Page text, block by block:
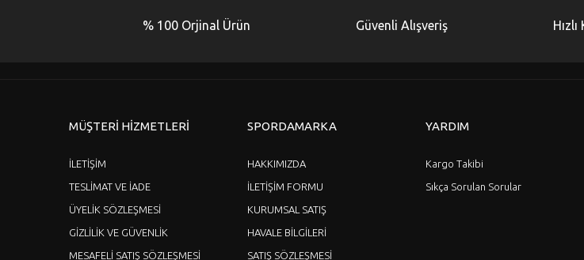
% 100 Orjinal Ürün Güvenli Alışveriş
MÜŞTERİ HİZMETLERİ
İLETİŞİM
TESLİMAT VE İADE
ÜYELİK SÖZLEŞMESİ
GİZLİLİK VE GÜVENLİK
MESAFELİ SATIŞ SÖZLEŞMESİ
SPORDAMARKA
HAKKIMIZDA
İLETİŞİM FORMU
KURUMSAL SATIŞ
HAVALE BİLGİLERİ
SATIŞ SÖZLEŞMESİ
YARDIM
Kargo Takibi
Sıkça Sorulan Sorular